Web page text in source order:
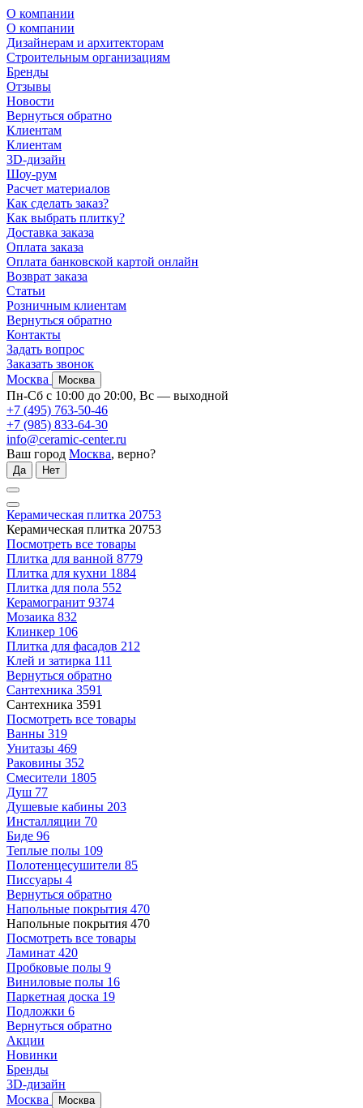
О компании
О компании
Дизайнерам и архитекторам
Строительным организациям
Бренды
Отзывы
Новости
Вернуться обратно
Клиентам
Клиентам
3D-дизайн
Шоу-рум
Расчет материалов
Как сделать заказ?
Как выбрать плитку?
Доставка заказа
Оплата заказа
Оплата банковской картой онлайн
Возврат заказа
Статьи
Розничным клиентам
Вернуться обратно
Контакты
Задать вопрос
Заказать звонок
Москва
Москва
Пн-Сб с 10:00 до 20:00, Вс — выходной
+7 (495) 763-50-46
+7 (985) 833-64-30
info@ceramic-center.ru
Ваш город Москва, верно?
Да Нет
Керамическая плитка 20753
Керамическая плитка 20753
Посмотреть все товары
Плитка для ванной 8779
Плитка для кухни 1884
Плитка для пола 552
Керамогранит 9374
Мозаика 832
Клинкер 106
Плитка для фасадов 212
Клей и затирка 111
Вернуться обратно
Сантехника 3591
Сантехника 3591
Посмотреть все товары
Ванны 319
Унитазы 469
Раковины 352
Смесители 1805
Душ 77
Душевые кабины 203
Инсталляции 70
Биде 96
Теплые полы 109
Полотенцесушители 85
Писсуары 4
Вернуться обратно
Напольные покрытия 470
Напольные покрытия 470
Посмотреть все товары
Ламинат 420
Пробковые полы 9
Виниловые полы 16
Паркетная доска 19
Подложки 6
Вернуться обратно
Акции
Новинки
Бренды
3D-дизайн
Москва
Москва